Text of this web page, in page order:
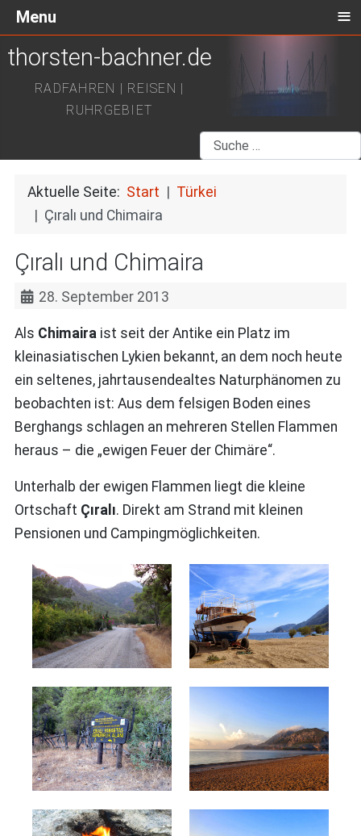
thorsten-bachner.de
RADFAHREN | REISEN |
RUHRGEBIET
Suchen
Aktuelle Seite: Start
Türkei
Çıralı und Chimaira
Çıralı und Chimaira
28. September 2013
Als Chimairaist seit der Antike ein Platz im
kleinasiatischen Lykien bekannt, an dem noch heute
ein seltenes, jahrtausendealtes Naturphänomen zu
beobachten ist: Aus dem felsigen Boden eines
Berghangs schlagen an mehreren Stellen Flammen
heraus – die „ewigen Feuer der Chimäre“.
Unterhalb der ewigen Flammen liegt die kleine
Ortschaft Çıralı. Direkt am Strand mit kleinen
Pensionen und Campingmöglichkeiten.
Menu ≡